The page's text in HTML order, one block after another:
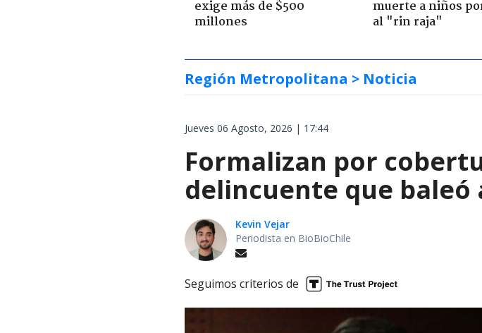
exige más de $500
millones
muerte a niños
al "rin raja"
Región Metropolitana > Noticia
Jueves 06 Agosto, 2026 | 17:44
Formalizan por
delincuente que baleó
Kevin Vejar
Periodista en BioBioChile
Seguimos criterios de